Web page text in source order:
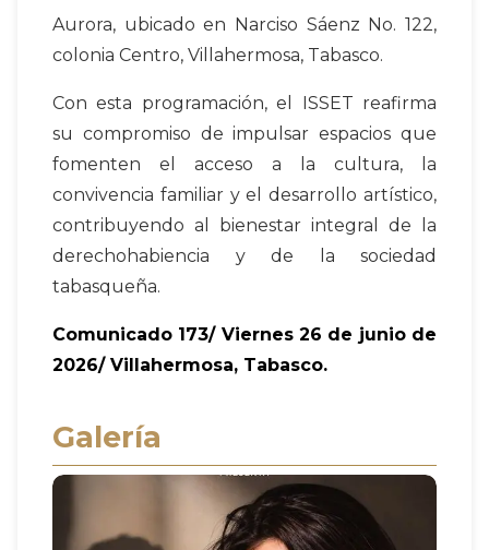
Aurora, ubicado en Narciso Sáenz No. 122,
colonia Centro, Villahermosa, Tabasco.
Con esta programación, el ISSET reafirma
su compromiso de impulsar espacios que
fomenten el acceso a la cultura, la
convivencia familiar y el desarrollo artístico,
contribuyendo al bienestar integral de la
derechohabiencia y de la sociedad
tabasqueña.
Comunicado 173/ Viernes 26 de junio de
2026/ Villahermosa, Tabasco.
Galería